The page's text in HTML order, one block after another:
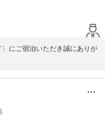
にご宿泊いただき誠にありが
感想をお寄せいただき重ねて
周辺の飲食店環境につきまし
フ一同大変嬉しく拝読いたし
様子で何よりでございます。
浴場施設の改修工事により、
をさせてしまいましたこと、
のリフレッシュを楽しみにさ